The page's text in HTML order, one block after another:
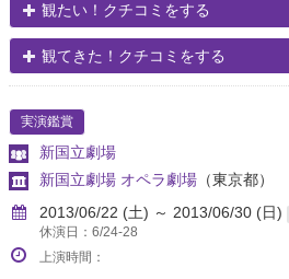
観たい！クチコミをする
観てきた！クチコミをする
実演鑑賞
新国立劇場
新国立劇場 オペラ劇場 （東京都）
2013/06/22 (土) ～ 2013/06/30 (日)
休演日：6/24-28
上演時間：